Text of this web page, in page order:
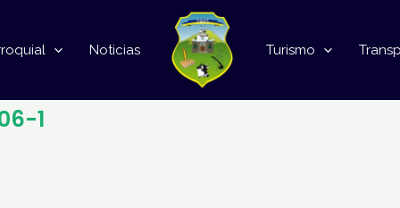
Noticias Turismo
1